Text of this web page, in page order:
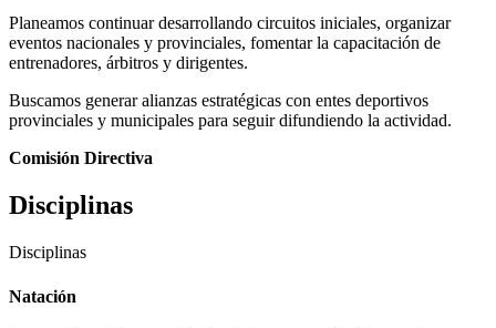
Planeamos continuar desarrollando circuitos iniciales, organizar
eventos nacionales y provinciales, fomentar la capacitación de
entrenadores, árbitros y dirigentes.
Buscamos generar alianzas estratégicas con entes deportivos
provinciales y municipales para seguir difundiendo la actividad.
Comisión Directiva
Disciplinas
Disciplinas
Natación